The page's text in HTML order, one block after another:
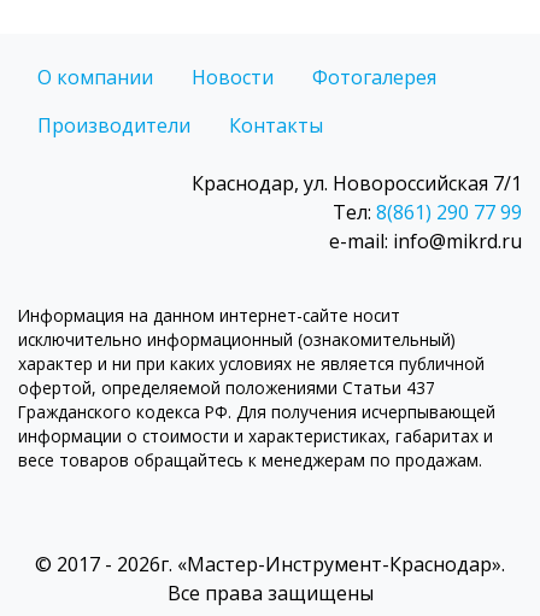
О компании Новости
Фотогалерея
Производители
Контакты
Краснодар, ул. Новороссийская 7/1
Тел: 8(861) 290 77 99
e-mail: info@mikrd.ru
Информация на данном интернет-сайте носит
исключительно информационный (ознакомительный)
характер и ни при каких условиях не является публичной
офертой, определяемой положениями Статьи 437
Гражданского кодекса РФ. Для получения исчерпывающей
информации о стоимости и характеристиках, габаритах и
весе товаров обращайтесь к менеджерам по продажам.
© 2017 - 2026г. «Мастер-Инструмент-Краснодар».
Все права защищены